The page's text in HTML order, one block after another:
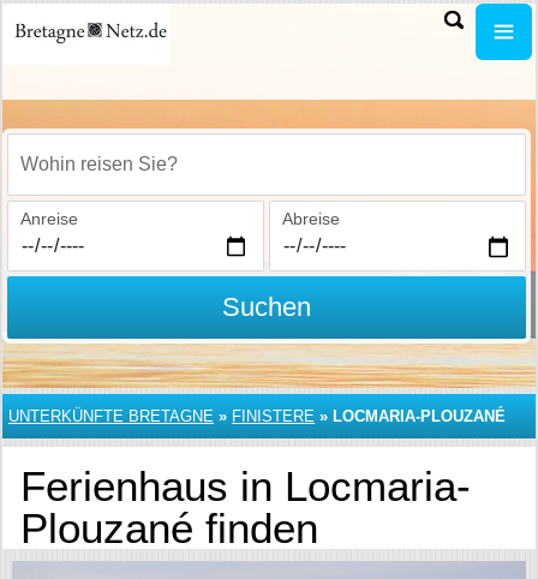
Wohin reisen Sie?
Anreise Abreise
Suchen
UNTERKÜNFTE BRETAGNE » FINISTERE » LOCMARIA-PLOUZANÉ
Ferienhaus in Locmaria-
Plouzané finden